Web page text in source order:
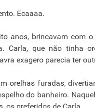
Ecaaaa.
anos, brincavam com
Carla, que não tinha
exagero parecia ter
orelhas furadas,
do banheiro.